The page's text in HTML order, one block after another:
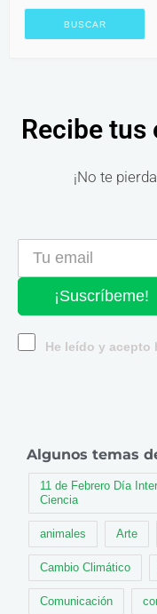
Recibe
¡No te
¡Suscríbeme!
He leído y
Algunos temas
11 de Febrero Día
Ciencia
animales Arte
Cambio Climático
Comunicación